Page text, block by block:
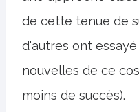
de cette tenue de
d'autres ont
nouvelles de ce
moins de succès).